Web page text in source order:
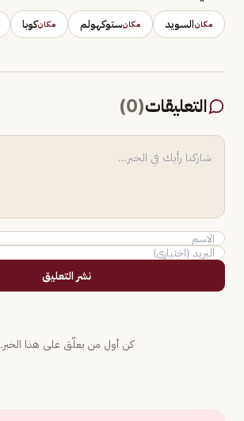
مكانالسويد مكانستوكهولم مكانكوبا
التعليقات(
0
)
نشر التعليق
كن أول من يعلّق على هذا الخبر.